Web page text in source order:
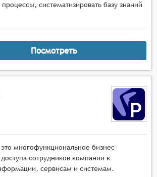
процессы, систематизировать базу знаний
Посмотреть
многофункциональное бизнес-
сотрудников компании к
сервисам и системам.